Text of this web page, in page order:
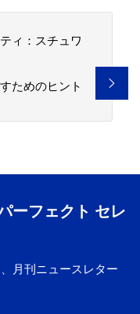
ィ：スチュワ
ためのヒント
ーフェクト セレ
月刊ニュースレター